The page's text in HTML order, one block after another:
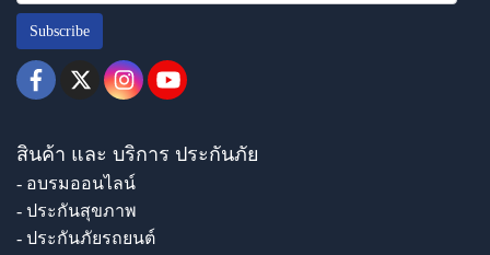
Subscribe
สินค้า และ บริการ ประกันภัย
- อบรมออนไลน์
- ประกันสุขภาพ
- ประกันภัยรถยนต์